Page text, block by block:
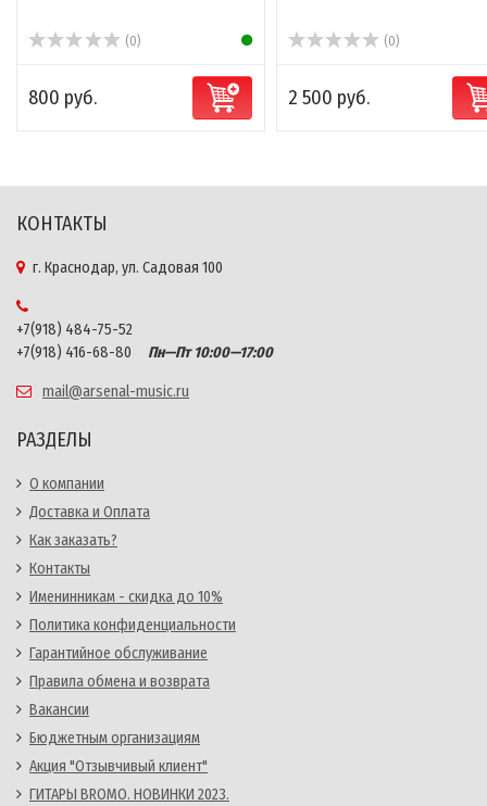
(0)
800 руб.
(0)
2 500 руб.
КОНТАКТЫ
г. Краснодар, ул. Садовая 100
+7(918) 484-75-52
+7(918) 416-68-80
Пн—Пт 10:00—17:00
mail@arsenal-music.ru
РАЗДЕЛЫ
О компании
Доставка и Оплата
Как заказать?
Контакты
Именинникам - скидка до 10%
Политика конфиденциальности
Гарантийное обслуживание
Правила обмена и возврата
Вакансии
Бюджетным организациям
Акция "Отзывчивый клиент"
ГИТАРЫ BROMO. НОВИНКИ 2023.